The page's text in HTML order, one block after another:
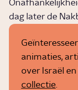
dag later de
animaties,
over Israël en
collectie.